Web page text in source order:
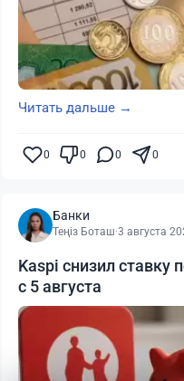
Читать дальше →
0 0 0 0
Банки
Теңіз Боташ·3 августа
Kaspi снизил ставку
с 5 августа